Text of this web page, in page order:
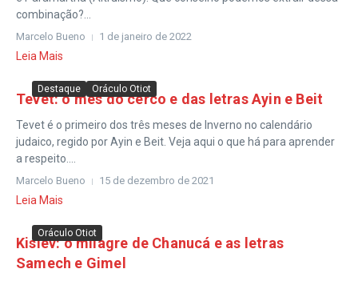
combinação?...
Marcelo Bueno 1 de janeiro de 2022
Leia Mais
Destaque Oráculo Otiot
Tevet: o mês do cerco e das letras Ayin e Beit
Tevet é o primeiro dos três meses de Inverno no calendário
judaico, regido por Ayin e Beit. Veja aqui o que há para aprender
a respeito....
Marcelo Bueno 15 de dezembro de 2021
Leia Mais
Oráculo Otiot
Kislev: o milagre de Chanucá e as letras
Samech e Gimel